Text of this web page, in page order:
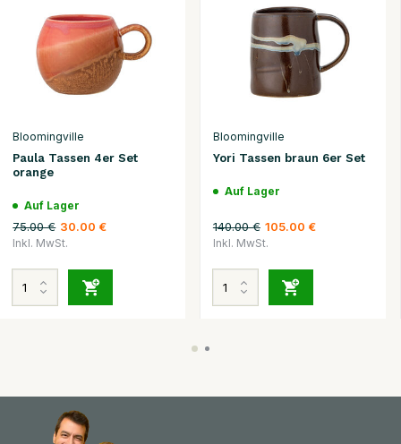
Bloomingville
Paula Tassen 4er Set
orange
Auf Lager
75.00 € 30.00 €
Inkl. MwSt.
Bloomingville
Yori Tassen braun 6er Set
Auf Lager
140.00 € 105.00 €
Inkl. MwSt.